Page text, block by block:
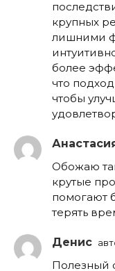
крупных
лишними
более
что
чтобы
Обожаю
крутые
помогают
терять
Денис
Полезный